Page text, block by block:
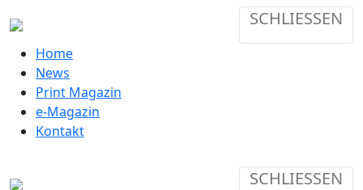
SCHLIESSEN
Home
News
Print Magazin
e-Magazin
Kontakt
SCHLIESSEN